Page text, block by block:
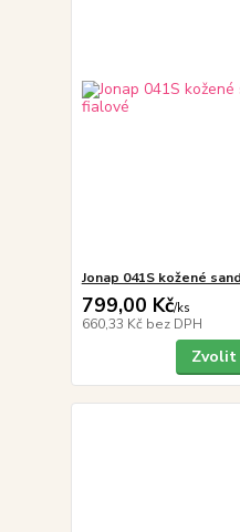
Jonap 041S kožené
799,00 Kč/ks
660,33 Kč bez DPH
Zvolit